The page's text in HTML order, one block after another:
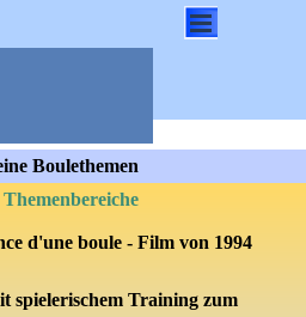
Boulethemen
d'une boule - Film von 1994
spielerischem Training zum